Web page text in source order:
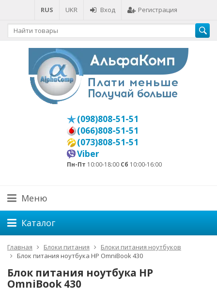
RUS UKR Вход Регистрация
(098)808-51-51
(066)808-51-51
(073)808-51-51
Viber
Пн-Пт 10:00-18:00 Сб 10:00-16:00
Меню
Каталог
Главная Блоки питания
Блоки питания ноутбуков
Блок питания ноутбука HP OmniBook 430
Блок питания ноутбука HP
OmniBook 430